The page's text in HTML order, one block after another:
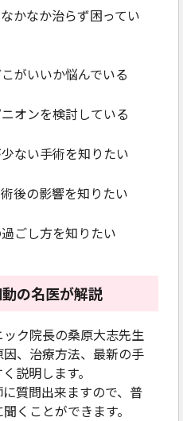
かなか治らず困ってい
がいいか悩んでいる
オンを検討している
ない手術を知りたい
後の影響を知りたい
ごし方を知りたい
の名医が解説
ク院長の桑原大志先生
、治療方法、最新の手
説明します。
質問出来ますので、普
くことができます。